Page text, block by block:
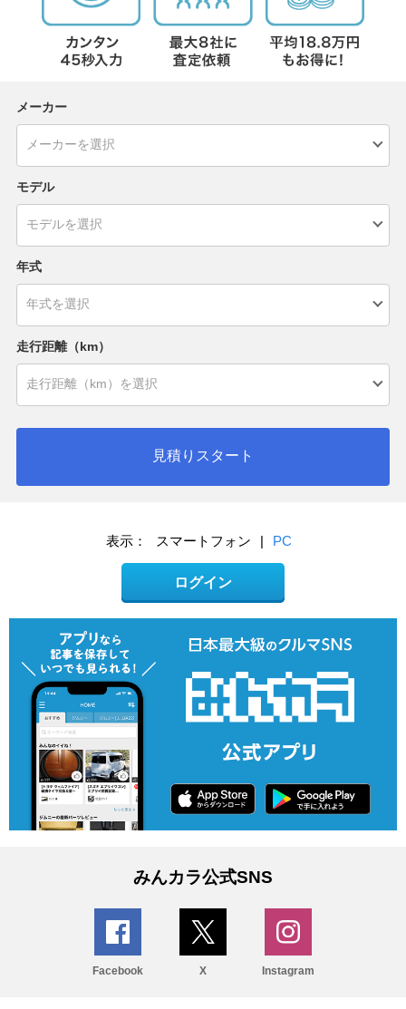
メーカー
モデル
年式
走行距離（km）
見積りスタート
表示： スマートフォン | PC
ログイン
みんカラ公式SNS
Facebook X Instagram